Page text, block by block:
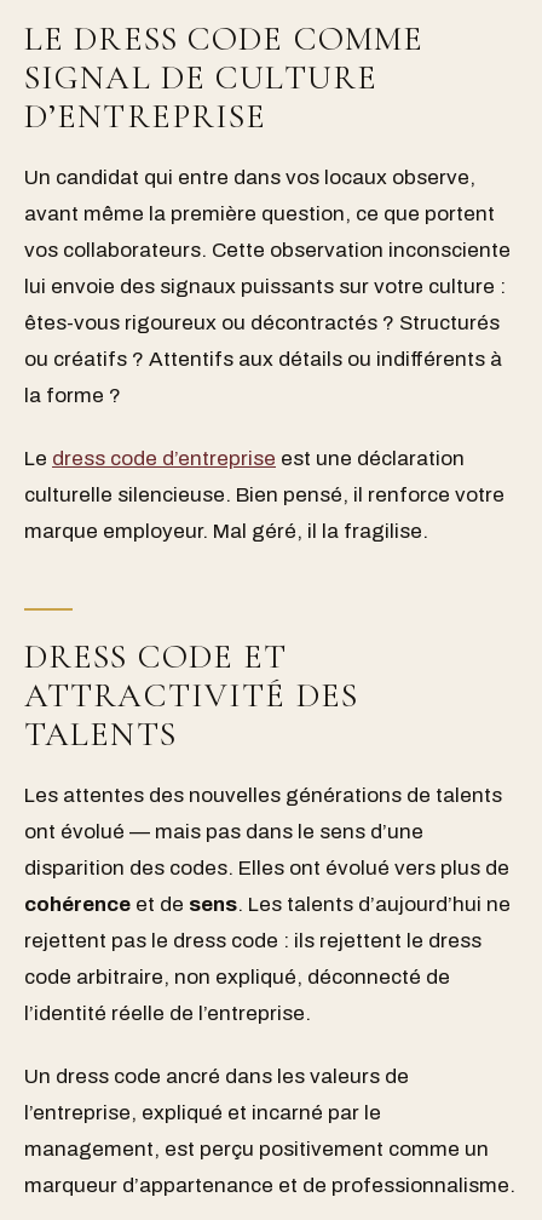
LE DRESS CODE COMME
SIGNAL DE CULTURE
D’ENTREPRISE
Un candidat qui entre dans vos locaux observe,
avant même la première question, ce que portent
vos collaborateurs. Cette observation inconsciente
lui envoie des signaux puissants sur votre culture :
êtes-vous rigoureux ou décontractés ? Structurés
ou créatifs ? Attentifs aux détails ou indifférents à
la forme ?
Le dress code d’entreprise est une déclaration
culturelle silencieuse. Bien pensé, il renforce votre
marque employeur. Mal géré, il la fragilise.
DRESS CODE ET
ATTRACTIVITÉ DES
TALENTS
Les attentes des nouvelles générations de talents
ont évolué — mais pas dans le sens d’une
disparition des codes. Elles ont évolué vers plus de
cohérence et de sens. Les talents d’aujourd’hui ne
rejettent pas le dress code : ils rejettent le dress
code arbitraire, non expliqué, déconnecté de
l’identité réelle de l’entreprise.
Un dress code ancré dans les valeurs de
l’entreprise, expliqué et incarné par le
management, est perçu positivement comme un
marqueur d’appartenance et de professionnalisme.